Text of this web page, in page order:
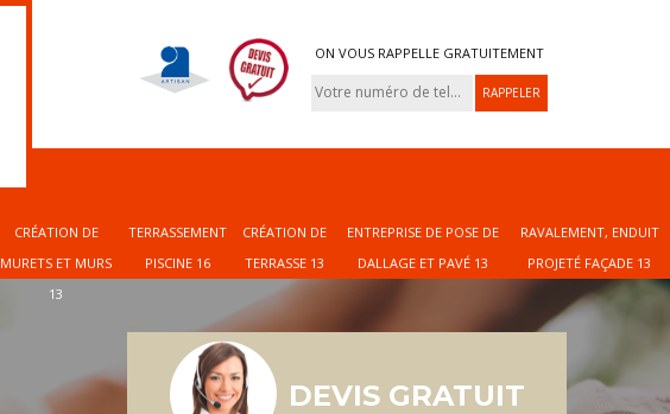
ON VOUS RAPPELLE GRATUITEMENT
CRÉATION DE
MURETS ET MURS
13
TERRASSEMENT
PISCINE 16
CRÉATION DE
TERRASSE 13
ENTREPRISE DE POSE DE
DALLAGE ET PAVÉ 13
RAVALEMENT, ENDUIT
PROJETÉ FAÇADE 13
DEVIS GRATUIT